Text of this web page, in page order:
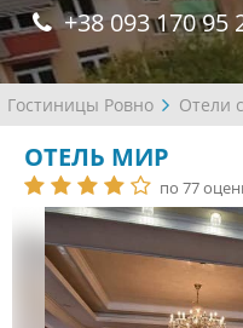
+38 093 170 95
Гостиницы Ровно Отели
ОТЕЛЬ МИР
по 77